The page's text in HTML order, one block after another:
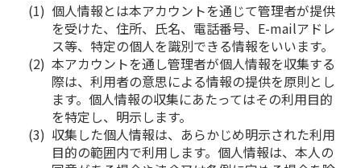
個人情報とは本アカウントを通じて管理者が提供
を受けた、住所、氏名、電話番号、E-mailアドレ
ス等、特定の個人を識別できる情報をいいます。
本アカウントを通し管理者が個人情報を収集する
際は、利用者の意思による情報の提供を原則とし
ます。個人情報の収集にあたってはその利用目的
を特定し、明示します。
収集した個人情報は、あらかじめ明示された利用
目的の範囲内で利用します。個人情報は、本人の